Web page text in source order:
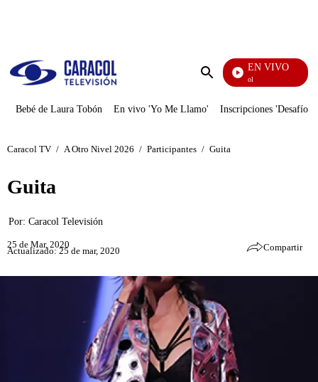
Enviar
EN VIVO
Noticias Caracol
Bebé de Laura Tobón En vivo 'Yo Me Llamo' Inscripciones 'Desafío'
Caracol TV / A Otro Nivel 2026 / Participantes / Guita
Guita
Por: Caracol Televisión
25 de Mar, 2020
Actualizado: 25 de mar, 2020 Compartir